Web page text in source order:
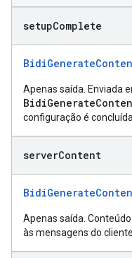
setupComplete
Apenas saída. Enviada
configuração é concluída.
serverContent
Apenas saída.
às mensagens do cliente.